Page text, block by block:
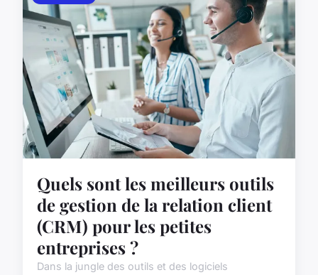
Quels sont les meilleurs outils
de gestion de la relation client
(CRM) pour les petites
entreprises ?
Dans la jungle des outils et des logiciels